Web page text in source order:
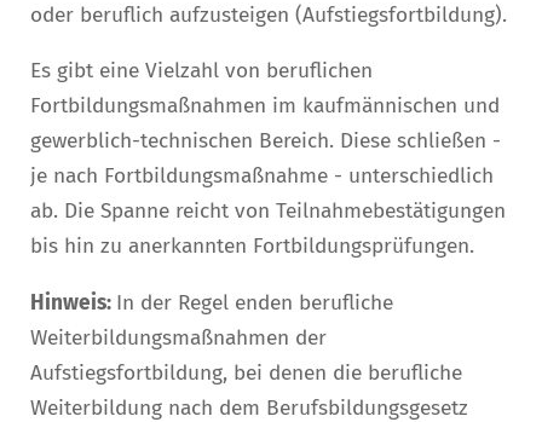
oder beruflich aufzusteigen (Aufstiegsfortbildung).
Es gibt eine Vielzahl von beruflichen
Fortbildungsmaßnahmen im kaufmännischen und
gewerblich-technischen Bereich. Diese schließen -
je nach Fortbildungsmaßnahme - unterschiedlich
ab. Die Spanne reicht von Teilnahmebestätigungen
bis hin zu anerkannten Fortbildungsprüfungen.
Hinweis: In der Regel enden berufliche
Weiterbildungsmaßnahmen der
Aufstiegsfortbildung, bei denen die berufliche
Weiterbildung nach dem Berufsbildungsgesetz